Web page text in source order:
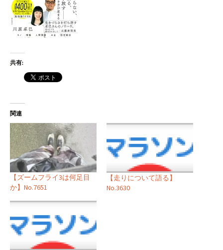
共有:
関連
【ズームフライ3は何足目
か】No.7651
【走りについて語る】
No.3630